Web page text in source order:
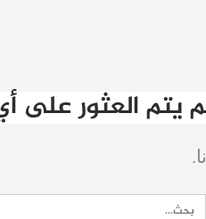
يتم العثور على